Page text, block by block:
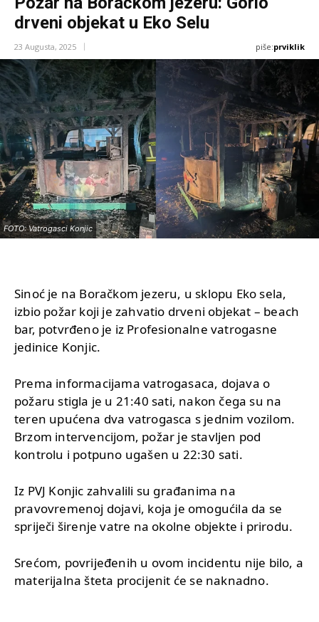
drveni objekat u Eko Selu
23 Augusta, 2025 piše:prviklik
FOTO: Vatrogasci Konjic
Sinoć je na Boračkom jezeru, u sklopu Eko sela,
izbio požar koji je zahvatio drveni objekat – beach
bar, potvrđeno je iz Profesionalne vatrogasne
jedinice Konjic.
Prema informacijama vatrogasaca, dojava o
požaru stigla je u 21:40 sati, nakon čega su na
teren upućena dva vatrogasca s jednim vozilom.
Brzom intervencijom, požar je stavljen pod
kontrolu i potpuno ugašen u 22:30 sati.
Iz PVJ Konjic zahvalili su građanima na
pravovremenoj dojavi, koja je omogućila da se
spriječi širenje vatre na okolne objekte i prirodu.
Srećom, povrijeđenih u ovom incidentu nije bilo, a
materijalna šteta procijenit će se naknadno.